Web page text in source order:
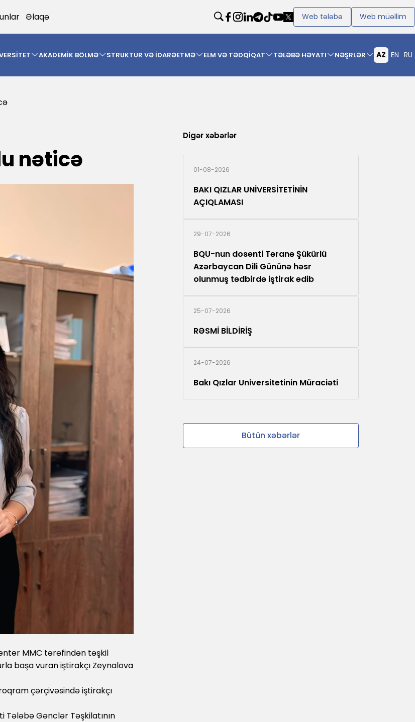
Əlaqə Web tələbə Web müəllim
AKADEMİK BÖLMƏ STRUKTUR VƏ İDARƏETMƏ ELM VƏ TƏDQİQAT TƏLƏBƏ HƏYATI NƏŞRLƏR AZ EN RU
nəticə
MMC tərəfindən təşkil
başa vuran iştirakçı Zeynalova
çərçivəsində iştirakçı
Tələbə Gənclər Təşkilatının
Digər xəbərlər
01-08-2026
BAKI QIZLAR UNİVERSİTETİNİN
AÇIQLAMASI
29-07-2026
BQU-nun dosenti Təranə Şükürlü
Azərbaycan Dili Gününə həsr
olunmuş tədbirdə iştirak edib
25-07-2026
RƏSMİ BİLDİRİŞ
24-07-2026
Bakı Qızlar Universitetinin Müraciəti
Bütün xəbərlər